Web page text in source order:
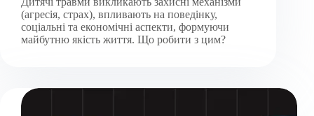
(агресія, страх), впливають на поведінку,
соціальні та економічні аспекти, формуючи
майбутню якість життя. Що робити з цим?